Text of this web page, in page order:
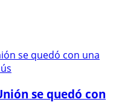
se quedó con